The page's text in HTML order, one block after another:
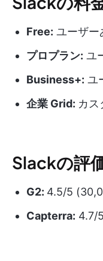
Free: ユーザー
プロプラン: ユ
Business+: ユ
企業 Grid: カス
Slackの評
G2: 4.5/5
Capterra: 4.7/